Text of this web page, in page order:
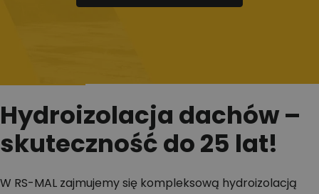
Hydroizolacja dachów –
skuteczność do 25 lat!
W RS-MAL zajmujemy się kompleksową hydroizolacją